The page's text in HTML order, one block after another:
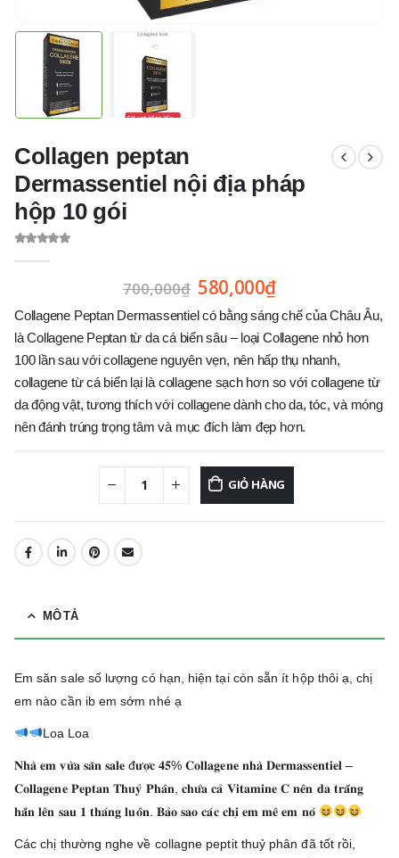
Collagen peptan
Dermassentiel nội địa pháp
hộp 10 gói
700,000₫ 580,000₫
Collagene Peptan Dermassentiel có bằng sáng chế của Châu Âu,
là Collagene Peptan từ da cá biển sâu – loại Collagene nhỏ hơn
100 lần sau với collagene nguyên vẹn, nên hấp thụ nhanh,
collagene từ cá biển lại là collagene sạch hơn so với collagene từ
da động vật, tương thích với collagene dành cho da, tóc, và móng
nên đánh trúng trọng tâm và mục đích làm đẹp hơn.
GIỎ HÀNG
MÔ TẢ
Em săn sale số lượng có hạn, hiện tại còn sẵn ít hộp thôi ạ, chị
em nào cần ib em sớm nhé ạ
Loa Loa
𝐍𝐡𝐚̀ 𝐞𝐦 𝐯𝐮̛̀𝐚 𝐬𝐚̆𝐧 𝐬𝐚𝐥𝐞 đ𝐮̛𝐨̛̣𝐜 𝟒𝟓% 𝐂𝐨𝐥𝐥𝐚𝐠𝐞𝐧𝐞 𝐧𝐡𝐚̀ 𝐃𝐞𝐫𝐦𝐚𝐬𝐬𝐞𝐧𝐭𝐢𝐞𝐥 –
𝐂𝐨𝐥𝐥𝐚𝐠𝐞𝐧𝐞 𝐏𝐞𝐩𝐭𝐚𝐧 𝐓𝐡𝐮𝐲̉ 𝐏𝐡𝐚̂𝐧, 𝐜𝐡𝐮̛́𝐚 𝐜𝐚̉ 𝐕𝐢𝐭𝐚𝐦𝐢𝐧𝐞 𝐂 𝐧𝐞̂𝐧 𝐝𝐚 𝐭𝐫𝐚̆́𝐧𝐠
𝐡𝐚̆̉𝐧 𝐥𝐞̂𝐧 𝐬𝐚𝐮 𝟏 𝐭𝐡𝐚́𝐧𝐠 𝐥𝐮𝐨̂𝐧. 𝐁𝐚̉𝐨 𝐬𝐚𝐨 𝐜𝐚́𝐜 𝐜𝐡𝐢̣ 𝐞𝐦 𝐦𝐞̂ 𝐞𝐦 𝐧𝐨́
Các chị thường nghe về collagne peptit thuỷ phân đã tốt rồi,